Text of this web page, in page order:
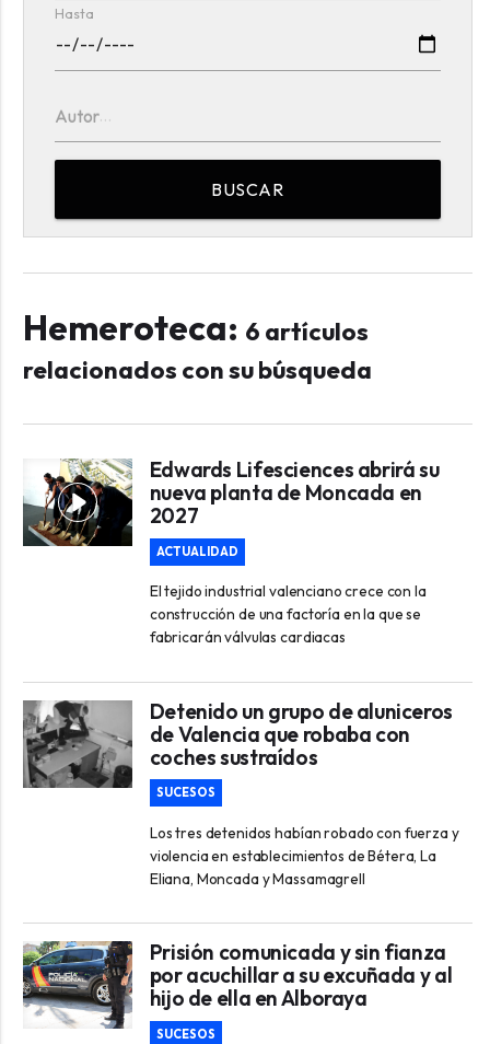
Hasta
Autor
BUSCAR
Hemeroteca: 6 artículos
relacionados con su búsqueda
Edwards Lifesciences abrirá su
nueva planta de Moncada en
2027
ACTUALIDAD
El tejido industrial valenciano crece con la
construcción de una factoría en la que se
fabricarán válvulas cardiacas
Detenido un grupo de aluniceros
de Valencia que robaba con
coches sustraídos
SUCESOS
Los tres detenidos habían robado con fuerza y
violencia en establecimientos de Bétera, La
Eliana, Moncada y Massamagrell
Prisión comunicada y sin fianza
por acuchillar a su excuñada y al
hijo de ella en Alboraya
SUCESOS